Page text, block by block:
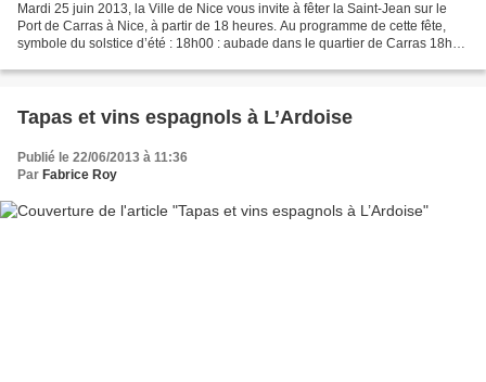
Mardi 25 juin 2013, la Ville de Nice vous invite à fêter la Saint-Jean sur le
Port de Carras à Nice, à partir de 18 heures. Au programme de cette fête,
symbole du solstice d’été : 18h00 : aubade dans le quartier de Carras 18h30
Tapas et vins espagnols à L’Ardoise
Publié le 22/06/2013 à 11:36
Par Fabrice Roy